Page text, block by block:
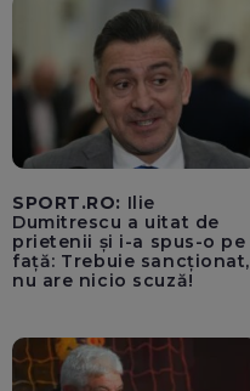
SPORT.RO: Ilie
Dumitrescu a uitat de
prietenii și i-a spus-o pe
față: Trebuie sancționat,
nu are nicio scuză!